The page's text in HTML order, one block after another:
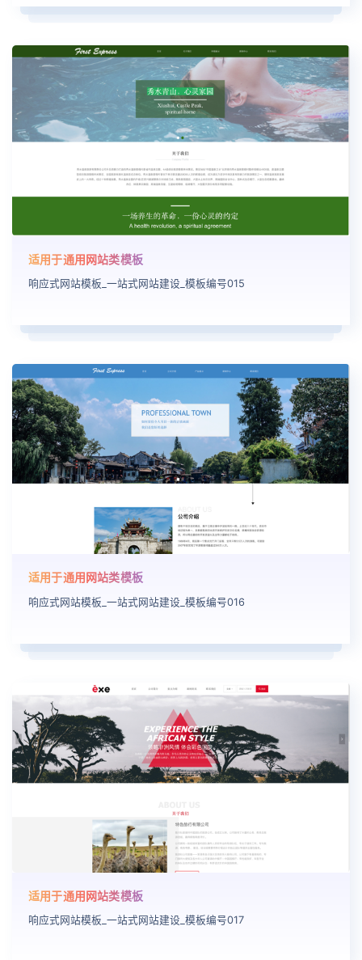
适用于通用网站类模板
响应式网站模板_一站式网站建设_模板编号015
适用于通用网站类模板
响应式网站模板_一站式网站建设_模板编号016
适用于通用网站类模板
响应式网站模板_一站式网站建设_模板编号017